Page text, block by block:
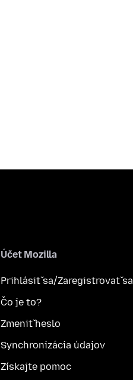
Účet Mozilla
Prihlásiť sa/Zaregistrovať sa
Čo je to?
Zmeniť heslo
Synchronizácia údajov
Získajte pomoc